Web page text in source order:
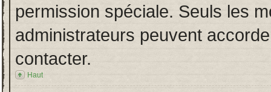
permission spéciale. Seuls les
administrateurs peuvent
contacter.
Haut